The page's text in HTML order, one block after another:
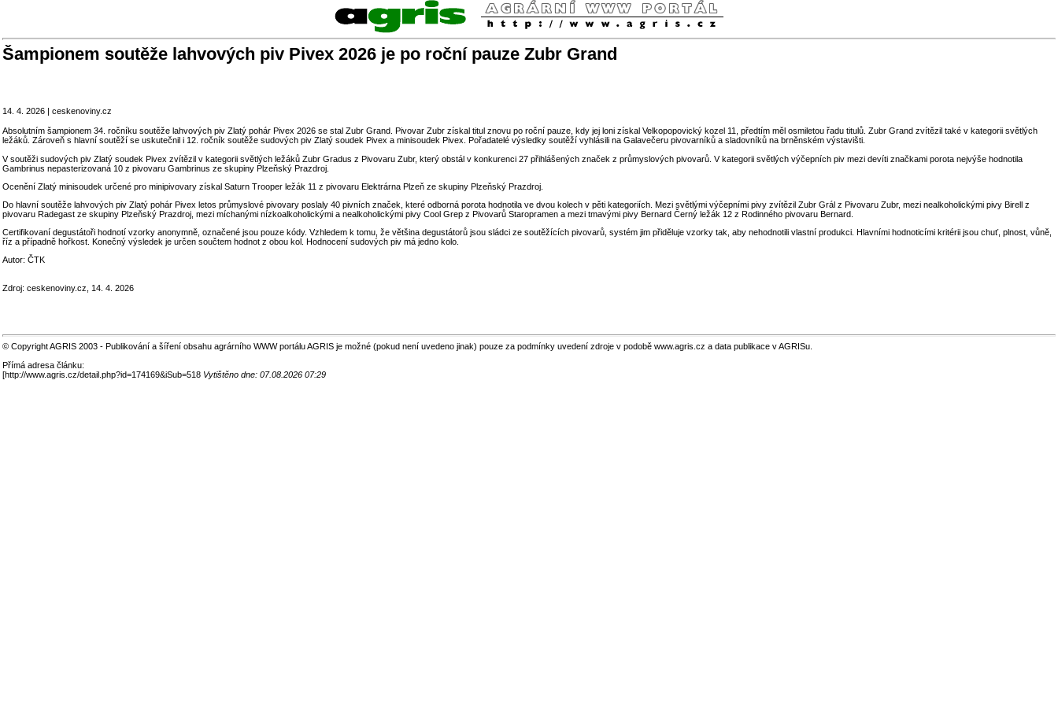
Šampionem soutěže lahvových piv Pivex 2026 je po roční pauze Zubr Grand
14. 4. 2026 | ceskenoviny.cz
Absolutním šampionem 34. ročníku soutěže lahvových piv Zlatý pohár Pivex 2026 se stal Zubr Grand. Pivovar Zubr získal titul znovu po roční pauze, kdy jej loni získal Velkopopovický kozel 11, předtím měl osmiletou řadu titulů. Zubr Grand zvítězil také v kategorii světlých
ležáků. Zároveň s hlavní soutěží se uskutečnil i 12. ročník soutěže sudových piv Zlatý soudek Pivex a minisoudek Pivex. Pořadatelé výsledky soutěží vyhlásili na Galavečeru pivovarníků a sladovníků na brněnském výstavišti.
V soutěži sudových piv Zlatý soudek Pivex zvítězil v kategorii světlých ležáků Zubr Gradus z Pivovaru Zubr, který obstál v konkurenci 27 přihlášených značek z průmyslových pivovarů. V kategorii světlých výčepních piv mezi devíti značkami porota nejvýše hodnotila
Gambrinus nepasterizovaná 10 z pivovaru Gambrinus ze skupiny Plzeňský Prazdroj.
Ocenění Zlatý minisoudek určené pro minipivovary získal Saturn Trooper ležák 11 z pivovaru Elektrárna Plzeň ze skupiny Plzeňský Prazdroj.
Do hlavní soutěže lahvových piv Zlatý pohár Pivex letos průmyslové pivovary poslaly 40 pivních značek, které odborná porota hodnotila ve dvou kolech v pěti kategoriích. Mezi světlými výčepními pivy zvítězil Zubr Grál z Pivovaru Zubr, mezi nealkoholickými pivy Birell z
pivovaru Radegast ze skupiny Plzeňský Prazdroj, mezi míchanými nízkoalkoholickými a nealkoholickými pivy Cool Grep z Pivovarů Staropramen a mezi tmavými pivy Bernard Černý ležák 12 z Rodinného pivovaru Bernard.
Certifikovaní degustátoři hodnotí vzorky anonymně, označené jsou pouze kódy. Vzhledem k tomu, že většina degustátorů jsou sládci ze soutěžících pivovarů, systém jim přiděluje vzorky tak, aby nehodnotili vlastní produkci. Hlavními hodnoticími kritérii jsou chuť, plnost, vůně,
říz a případně hořkost. Konečný výsledek je určen součtem hodnot z obou kol. Hodnocení sudových piv má jedno kolo.
Autor: ČTK
Zdroj: ceskenoviny.cz, 14. 4. 2026
© Copyright AGRIS 2003 - Publikování a šíření obsahu agrárního WWW portálu AGRIS je možné (pokud není uvedeno jinak) pouze za podmínky uvedení zdroje v podobě www.agris.cz a data publikace v AGRISu.
Přímá adresa článku:
[http://www.agris.cz/detail.php?id=174169&iSub=518 Vytištěno dne: 07.08.2026 07:29